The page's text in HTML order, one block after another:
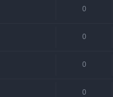
0
0
0
0